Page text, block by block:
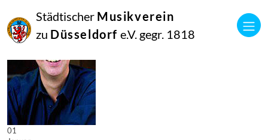
Städtischer Musikverein
zu Düsseldorf e.V. gegr. 1818
01